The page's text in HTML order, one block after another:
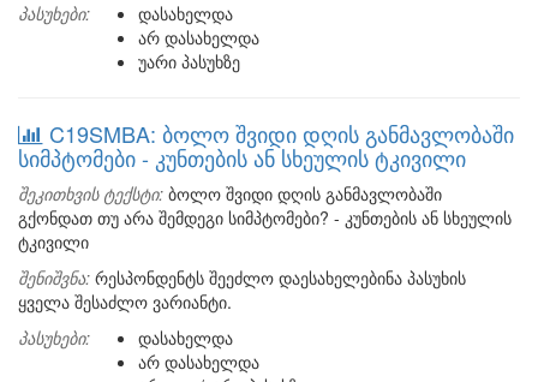
პასუხები:
დასახელდა
არ დასახელდა
უარი პასუხზე
C19SMBA: ბოლო შვიდი დღის განმავლობაში
სიმპტომები - კუნთების ან სხეულის ტკივილი
შეკითხვის ტექსტი: ბოლო შვიდი დღის განმავლობაში
გქონდათ თუ არა შემდეგი სიმპტომები? - კუნთების ან სხეულის
ტკივილი
შენიშვნა: რესპონდენტს შეეძლო დაესახელებინა პასუხის
ყველა შესაძლო ვარიანტი.
პასუხები:
დასახელდა
არ დასახელდა